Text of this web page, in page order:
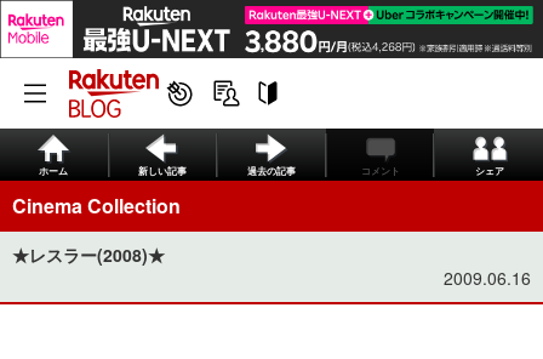
ホーム 新しい記事 過去の記事 コメント シェア
Cinema Collection
★レスラー(2008)★
2009.06.16